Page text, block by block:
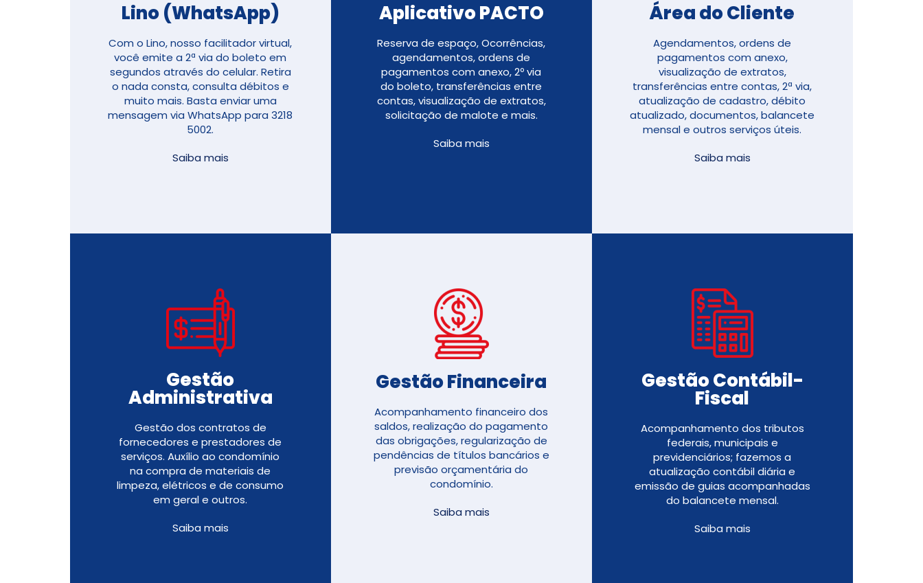
Lino (WhatsApp)
Com o Lino, nosso facilitador virtual,
você emite a 2ª via do boleto em
segundos através do celular. Retira
o nada consta, consulta débitos e
muito mais. Basta enviar uma
mensagem via WhatsApp para 3218
5002.
Saiba mais
Aplicativo PACTO
Reserva de espaço, Ocorrências,
agendamentos, ordens de
pagamentos com anexo, 2º via
do boleto, transferências entre
contas, visualização de extratos,
solicitação de malote e mais.
Saiba mais
Área do Cliente
Agendamentos, ordens de
pagamentos com anexo,
visualização de extratos,
transferências entre contas, 2ª via,
atualização de cadastro, débito
atualizado, documentos, balancete
mensal e outros serviços úteis.
Saiba mais
Gestão
Administrativa
Gestão dos contratos de
fornecedores e prestadores de
serviços. Auxílio ao condomínio
na compra de materiais de
limpeza, elétricos e de consumo
em geral e outros.
Saiba mais
Gestão Financeira
Acompanhamento financeiro dos
saldos, realização do pagamento
das obrigações, regularização de
pendências de títulos bancários e
previsão orçamentária do
condomínio.
Saiba mais
Gestão Contábil-
Fiscal
Acompanhamento dos tributos
federais, municipais e
previdenciários; fazemos a
atualização contábil diária e
emissão de guias acompanhadas
do balancete mensal.
Saiba mais